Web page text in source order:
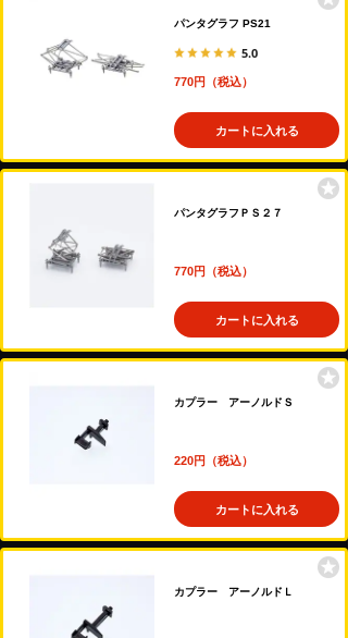
パンタグラフ PS21
5.0
770円（税込）
カートに入れる
パンタグラフＰＳ２７
770円（税込）
カートに入れる
カプラー アーノルドＳ
220円（税込）
カートに入れる
カプラー アーノルドＬ